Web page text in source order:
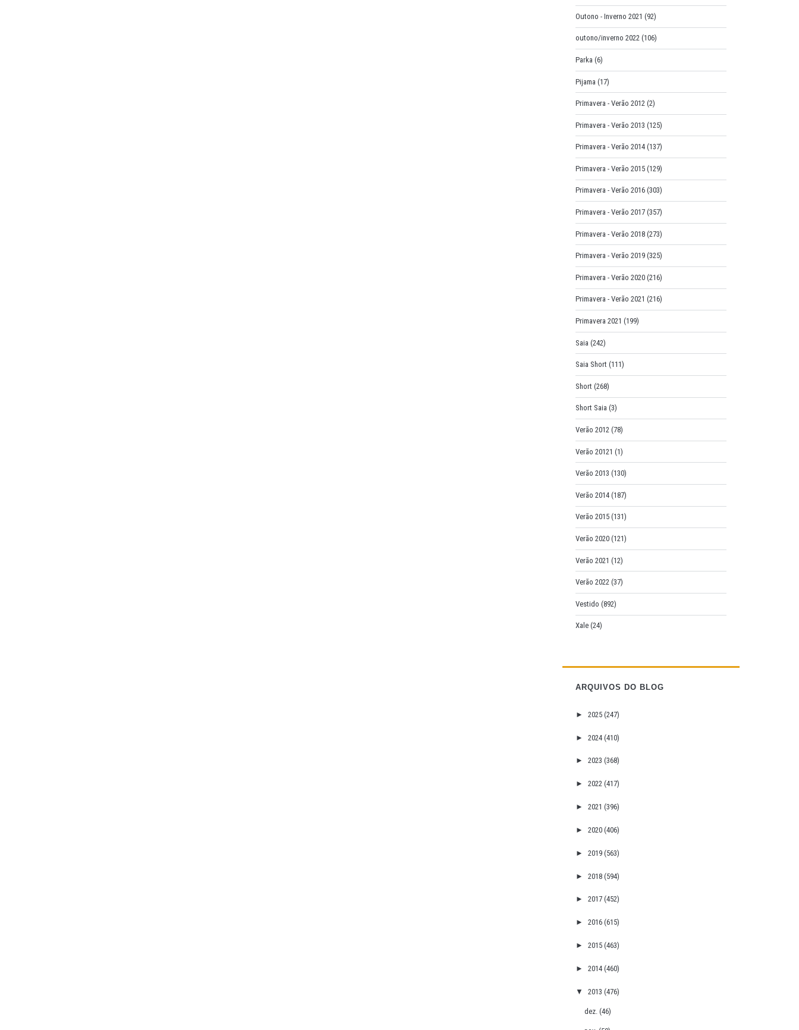
Outono - Inverno 2021 (92)
outono/inverno 2022 (106)
Parka (6)
Pijama (17)
Primavera - Verão 2012 (2)
Primavera - Verão 2013 (125)
Primavera - Verão 2014 (137)
Primavera - Verão 2015 (129)
Primavera - Verão 2016 (303)
Primavera - Verão 2017 (357)
Primavera - Verão 2018 (273)
Primavera - Verão 2019 (325)
Primavera - Verão 2020 (216)
Primavera - Verão 2021 (216)
Primavera 2021 (199)
Saia (242)
Saia Short (111)
Short (268)
Short Saia (3)
Verão 2012 (78)
Verão 20121 (1)
Verão 2013 (130)
Verão 2014 (187)
Verão 2015 (131)
Verão 2020 (121)
Verão 2021 (12)
Verão 2022 (37)
Vestido (892)
Xale (24)
ARQUIVOS DO BLOG
► 2025 (247)
► 2024 (410)
► 2023 (368)
► 2022 (417)
► 2021 (396)
► 2020 (406)
► 2019 (563)
► 2018 (594)
► 2017 (452)
► 2016 (615)
► 2015 (463)
► 2014 (460)
▼ 2013 (476)
dez.(46)